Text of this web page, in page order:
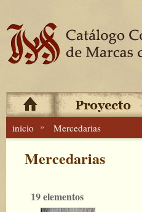
inicio » Mercedarias
Mercedarias
19 elementos